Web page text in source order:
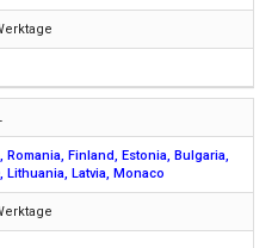
Romania, Finland, Estonia, Bulgaria,
Lithuania, Latvia, Monaco